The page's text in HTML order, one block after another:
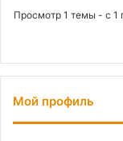
Просмотр 1 темы - с 1
Мой профиль